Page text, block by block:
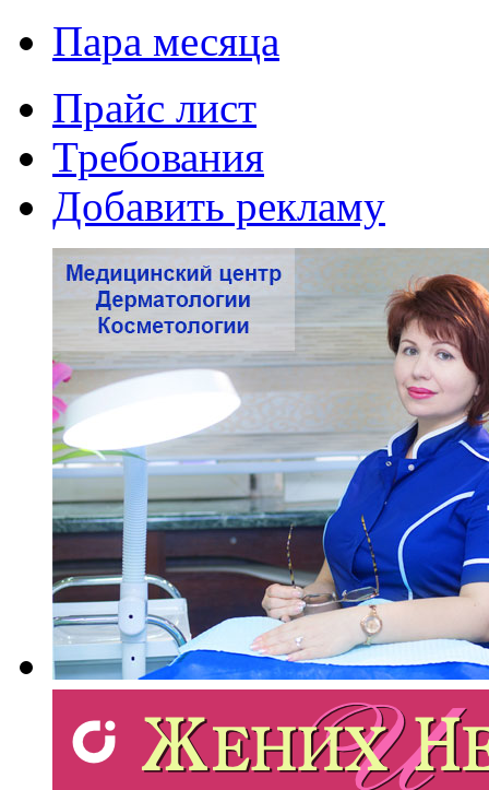
Пара месяца
Прайс лист
Требования
Добавить рекламу